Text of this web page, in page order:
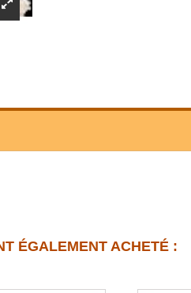
ÉGALEMENT ACHETÉ :